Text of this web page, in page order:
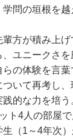
問の垣根を越
方が積み上げ
ユニークさを
の体験を言葉
いて再考し
的な力を培う
ト4人の部屋
（1～4年次）